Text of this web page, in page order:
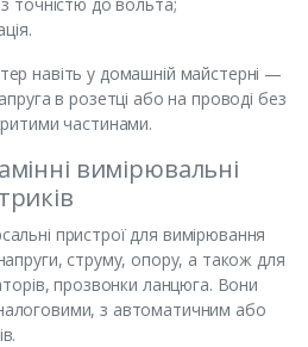
навіть у домашній майстерні —
в розетці або на проводі без
частинами.
вимірювальні
пристрої для вимірювання
струму, опору, а також для
прозвонки ланцюга. Вони
з автоматичним або